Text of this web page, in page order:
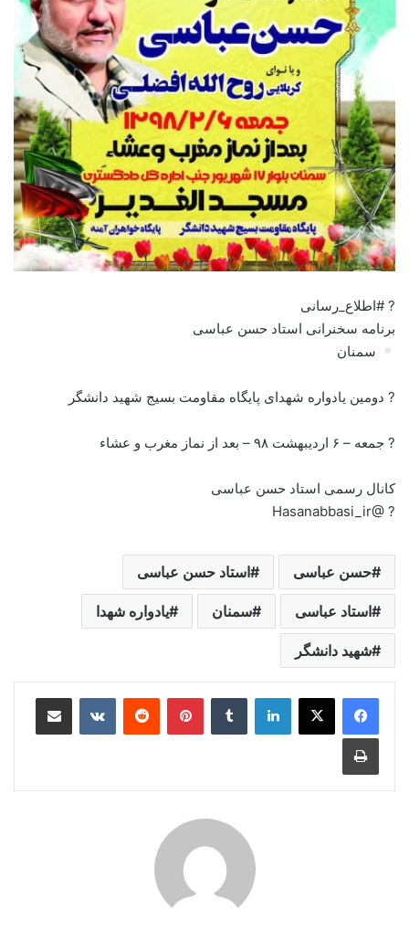
? #اطلاع_رسانی
برنامه سخنرانی استاد حسن عباسی
سمنان
? دومین یادواره شهدای پایگاه مقاومت بسیج شهید دانشگر
? جمعه – ۶ اردیبهشت ۹۸ – بعد از نماز مغرب و عشاء
کانال رسمی استاد حسن عباسی
? @Hasanabbasi_ir
حسن عباسی استاد حسن عباسی
استاد عباسی سمنان یادواره شهدا
شهید دانشگر
لینکدین ‫تامبلر ‫پین‌ترست‫رددیت ‫VKontakteاشتراک گذاری از طریق ایمیل
چاپ